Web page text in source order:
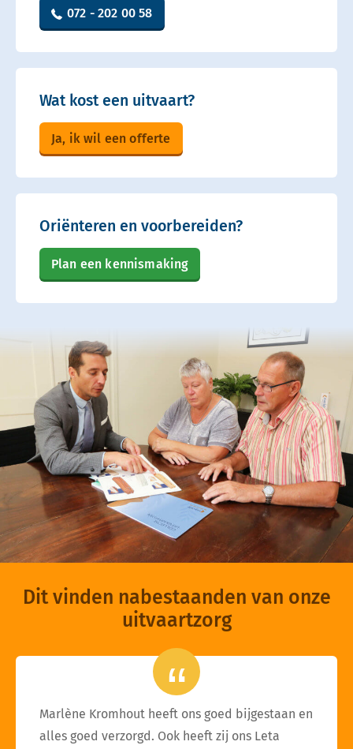
072 - 202 00 58
Wat kost een uitvaart?
Ja, ik wil een offerte
Oriënteren en voorbereiden?
Plan een kennismaking
Dit vinden nabestaanden van onze
uitvaartzorg
Marlène Kromhout heeft ons goed bijgestaan en
alles goed verzorgd. Ook heeft zij ons Leta